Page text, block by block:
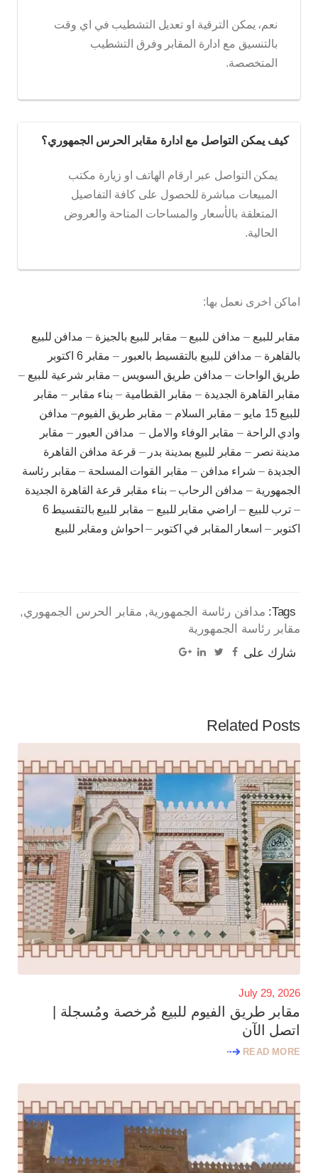
نعم، يمكن الترقية او تعديل التشطيب في اي وقت
بالتنسيق مع ادارة المقابر وفرق التشطيب
المتخصصة.
كيف يمكن التواصل مع ادارة مقابر الحرس الجمهوري؟
يمكن التواصل عبر ارقام الهاتف او زيارة مكتب
المبيعات مباشرة للحصول على كافة التفاصيل
المتعلقة بالأسعار والمساحات المتاحة والعروض
الحالية.
اماكن اخرى نعمل بها:
مقابر للبيع – مدافن للبيع – مقابر للبيع بالجيزة – مدافن للبيع
بالقاهرة – مدافن للبيع بالتقسيط بالعبور –
مقابر 6 اكتوبر
طريق الواحات – مدافن طريق السويس – مقابر شرعية للبيع –
مقابر القاهرة الجديدة – مقابر القطامية – بناء مقابر – مقابر
للبيع 15 مايو
– مقابر السلام – مقابر طريق الفيوم– مدافن
وادي الراحة –مقابر الوفاء والامل – مدافن العبور – مقابر
مدينة نصر –مقابر للبيع بمدينة بدر – قرعة مدافن القاهرة
الجديدة – شراء مدافن –مقابر القوات المسلحة –مقابر رئاسة
الجمهورية –مدافن الرحاب – بناء مقابر قرعة القاهرة الجديدة
–ترب للبيع – اراضي مقابر للبيع –
مقابر للبيع بالتقسيط 6
اكتوبر – اسعار المقابر في اكتوبر – احواش ومقابر للبيع
Tags: مدافن رئاسة الجمهورية مقابر الحرس الجمهوري
مقابر رئاسة الجمهورية
شارك على
Related Posts
July 29, 2026
مقابر طريق الفيوم للبيع مٌرخصة ومُسجلة |
اتصل الآن
READ MORE